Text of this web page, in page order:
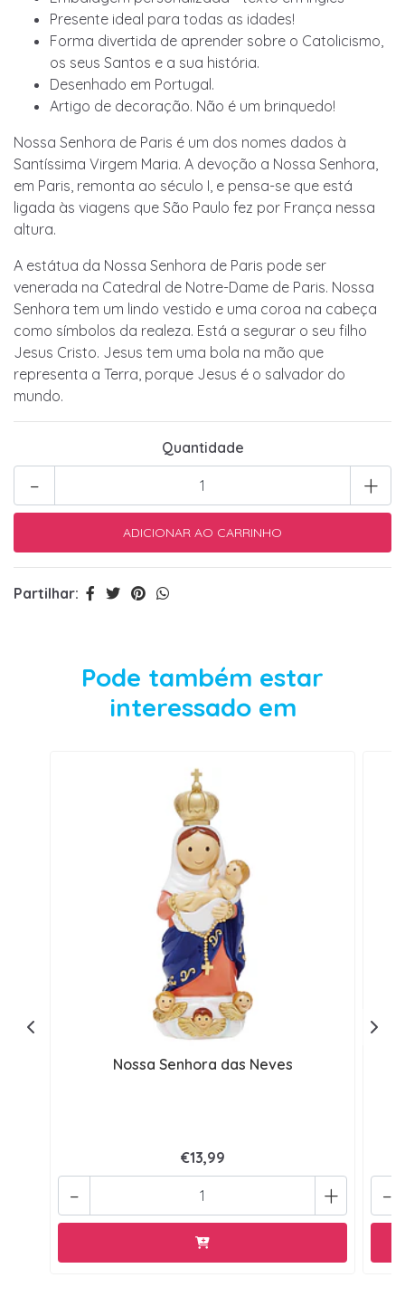
Presente ideal para todas as idades!
Forma divertida de aprender sobre o Catolicismo,
os seus Santos e a sua história.
Desenhado em Portugal.
Artigo de decoração. Não é um brinquedo!
Nossa Senhora de Paris é um dos nomes dados à
Santíssima Virgem Maria. A devoção a Nossa Senhora,
em Paris, remonta ao século I, e pensa-se que está
ligada às viagens que São Paulo fez por França nessa
altura.
A estátua da Nossa Senhora de Paris pode ser
venerada na Catedral de Notre-Dame de Paris. Nossa
Senhora tem um lindo vestido e uma coroa na cabeça
como símbolos da realeza. Está a segurar o seu filho
Jesus Cristo. Jesus tem uma bola na mão que
representa a Terra, porque Jesus é o salvador do
mundo.
Quantidade
+
-
Partilhar:
Pode também estar
interessado em
Nossa Senhora das Neves
€13,99
+
- -